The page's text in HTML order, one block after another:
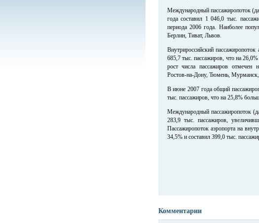
Международный пассажиропоток
года составил 1 046,0 тыс.
периода 2006 года. Наиболее
Берлин, Тиват, Львов.
Внутрироссийский
685,7 тыс. пассажиров, что на
рост числа пассажиров отмечен
Ростов-на-Дону, Тюмень, Мурманск,
В июне 2007 года общий
тыс. пассажиров, что на 25,8%
Международный пассажиропоток
283,9 тыс. пассажиров,
Пассажиропоток аэропорта на
34,5% и составил 399,0 тыс.
Комментарии